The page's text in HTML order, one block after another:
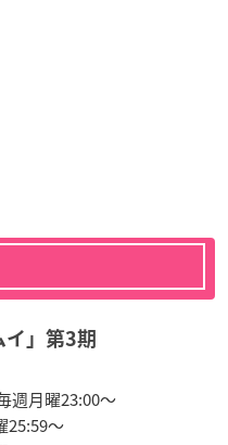
イ」第3期
週月曜23:00～
25:59～